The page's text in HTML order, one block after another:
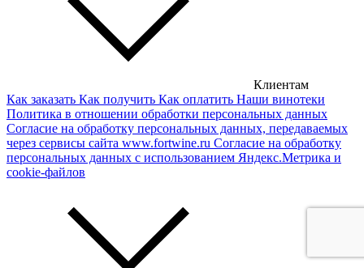
Грузинские вина
Сирийские вина
Клиентам
Как заказать Как получить Как оплатить Наши винотеки
Политика в отношении обработки персональных данных
Согласие на обработку персональных данных, передаваемых
через сервисы сайта www.fortwine.ru Согласие на обработку
персональных данных с использованием Яндекс.Метрика и
cookie-файлов